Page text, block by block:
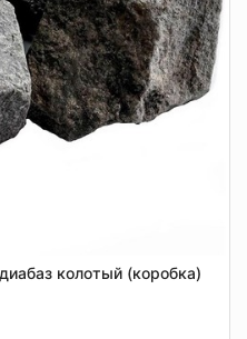
колотый (коробка)